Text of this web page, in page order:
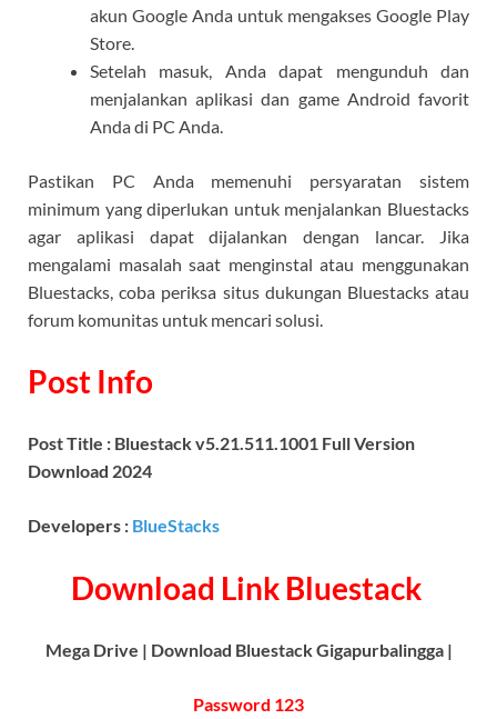
akun Google Anda untuk mengakses Google Play
Store.
Setelah masuk, Anda dapat mengunduh dan
menjalankan aplikasi dan game Android favorit
Anda di PC Anda.
Pastikan PC Anda memenuhi persyaratan sistem
minimum yang diperlukan untuk menjalankan Bluestacks
agar aplikasi dapat dijalankan dengan lancar. Jika
mengalami masalah saat menginstal atau menggunakan
Bluestacks, coba periksa situs dukungan Bluestacks atau
forum komunitas untuk mencari solusi.
Post Info
Post Title : Bluestack v5.21.511.1001 Full Version
Download 2024
Developers : BlueStacks
Download Link Bluestack
Mega Drive | Download Bluestack Gigapurbalingga |
Password 123